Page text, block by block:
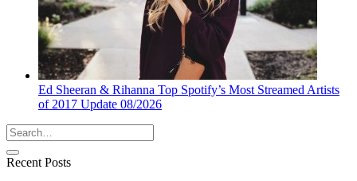
Ed Sheeran & Rihanna Top Spotify’s Most Streamed Artists
of 2017 Update 08/2026
Recent Posts